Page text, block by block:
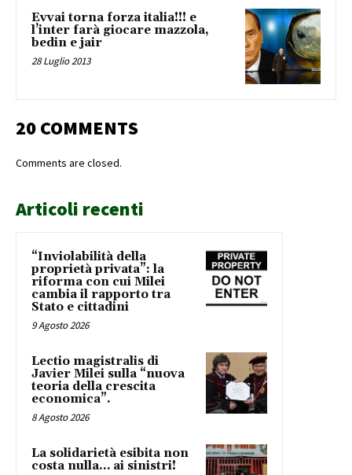
Evvai torna forza italia!!! e
l’inter farà giocare mazzola,
bedin e jair
28 Luglio 2013
20 COMMENTS
Comments are closed.
Articoli recenti
“Inviolabilità della
proprietà privata”: la
riforma con cui Milei
cambia il rapporto tra
Stato e cittadini
9 Agosto 2026
Lectio magistralis di
Javier Milei sulla “nuova
teoria della crescita
economica”.
8 Agosto 2026
La solidarietà esibita non
costa nulla… ai sinistri!